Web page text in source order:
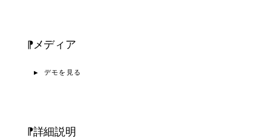
メディア
▶ デモを見る
詳細説明